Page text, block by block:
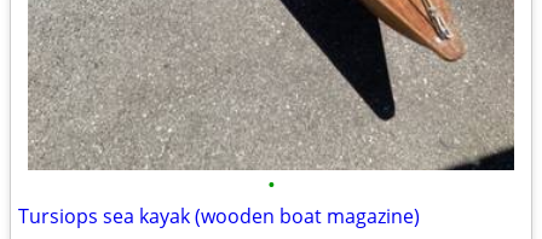
•
Tursiops sea kayak (wooden boat magazine)